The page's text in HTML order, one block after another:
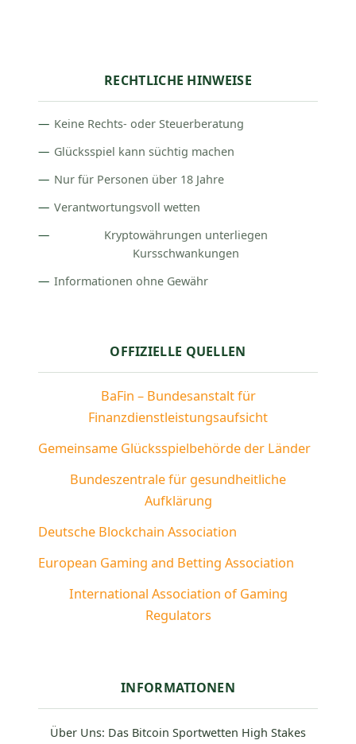
RECHTLICHE HINWEISE
Keine Rechts- oder Steuerberatung
Glücksspiel kann süchtig machen
Nur für Personen über 18 Jahre
Verantwortungsvoll wetten
Kryptowährungen unterliegen
Kursschwankungen
Informationen ohne Gewähr
OFFIZIELLE QUELLEN
BaFin – Bundesanstalt für
Finanzdienstleistungsaufsicht
Gemeinsame Glücksspielbehörde der Länder
Bundeszentrale für gesundheitliche
Aufklärung
Deutsche Blockchain Association
European Gaming and Betting Association
International Association of Gaming
Regulators
INFORMATIONEN
Über Uns: Das Bitcoin Sportwetten High Stakes